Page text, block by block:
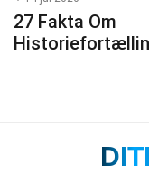
27 Fakta Om